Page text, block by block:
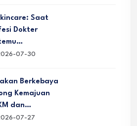
Saat
Dokter
07-30
Berkebaya
Kemajuan
dan…
07-27